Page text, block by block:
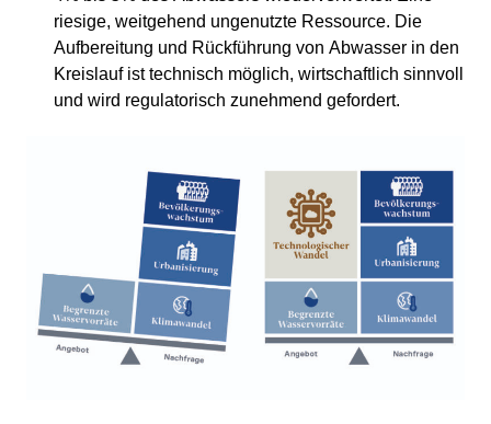
riesige, weitge­hend ungenutzte Ressource. Die
Aufbe­rei­tung und Rückfüh­rung von Abwasser in den
Kreis­lauf ist technisch möglich, wirtschaft­lich sinnvoll
und wird regula­to­risch zuneh­mend gefor­dert.